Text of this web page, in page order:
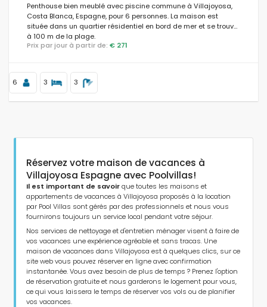
Optionnel
Services
Vues
Catégories supplémentaires
Penthouse bien meublé avec piscine commune à Villajoyosa,
Costa Blanca, Espagne, pour 6 personnes. La maison est
située dans un quartier résidentiel en bord de mer et se trouve
à 100 m de la plage.
Prix par jour à partir de: € 271
6 3 3
Réservez votre maison de vacances à
Villajoyosa Espagne avec Poolvillas!
Il est important de savoirque toutes les maisons et
appartements de vacances à Villajoyosa proposés à la location
par Pool Villas sont gérés par des professionnels et nous vous
fournirons toujours un service local pendant votre séjour.
Nos services de nettoyage et d'entretien ménager visent à faire de
vos vacances une expérience agréable et sans tracas. Une
maison de vacances dans Villajoyosa est à quelques clics, sur ce
site web vous pouvez réserver en ligne avec confirmation
instantanée. Vous avez besoin de plus de temps ? Prenez l'option
de réservation gratuite et nous garderons le logement pour vous,
ce qui vous laissera le temps de réserver vos vols ou de planifier
vos vacances.